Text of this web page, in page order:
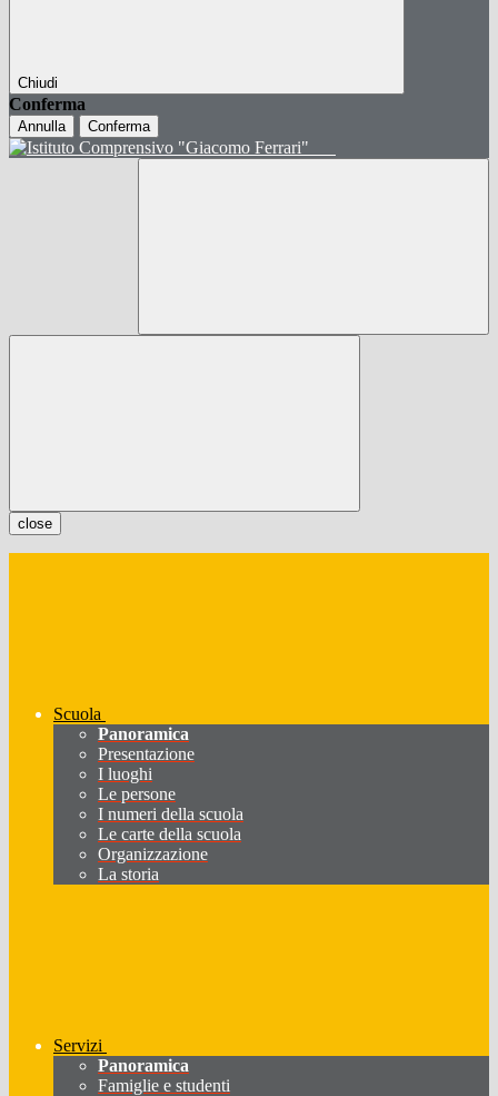
Chiudi
Conferma
Annulla Conferma
close
Scuola
Panoramica
Presentazione
I luoghi
Le persone
I numeri della scuola
Le carte della scuola
Organizzazione
La storia
Servizi
Panoramica
Famiglie e studenti